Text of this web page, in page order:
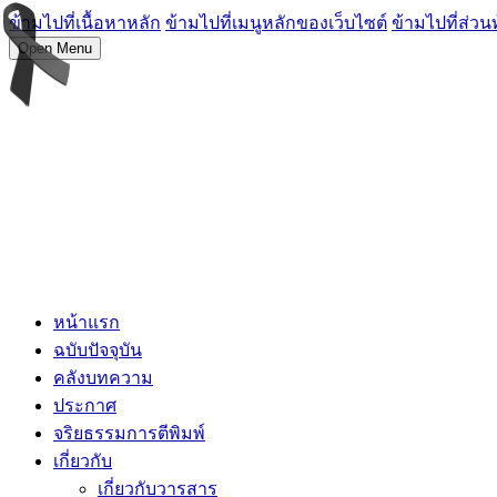
ข้ามไปที่เนื้อหาหลัก ข้ามไปที่เมนูหลักของเว็บไซต์ ข้ามไปที่ส่วน
Open Menu
หน้าแรก
ฉบับปัจจุบัน
คลังบทความ
ประกาศ
จริยธรรมการตีพิมพ์
เกี่ยวกับ
เกี่ยวกับวารสาร